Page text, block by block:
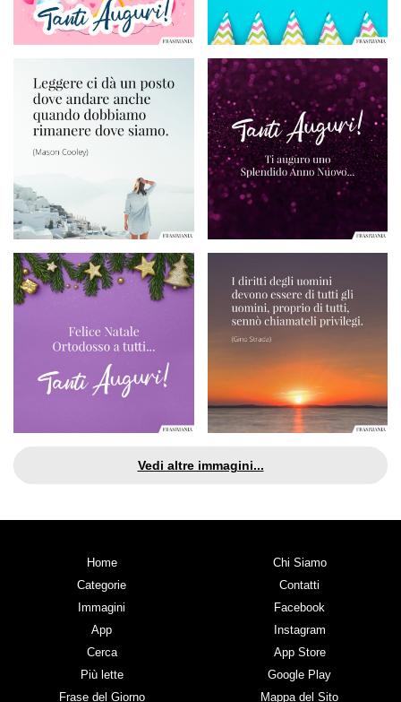
Vedi altre immagini...
Home
Categorie
Immagini
App
Cerca
Più lette
Frase del Giorno
Chi Siamo
Contatti
Facebook
Instagram
App Store
Google Play
Mappa del Sito